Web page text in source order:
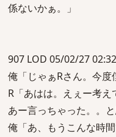
係ないかぁ。」
907 LOD 05/02/27
俺「じゃぁRさん。今度
R「あはは。えぇー考え
あー言っちゃった。。と
俺「あ、もうこんな時